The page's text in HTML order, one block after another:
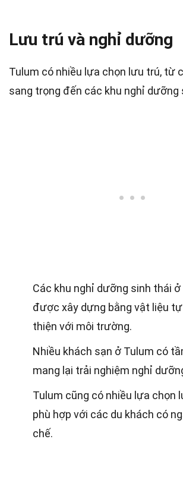
Lưu trú và nghỉ dưỡng
Tulum có nhiều lựa chọn lưu trú, từ
sang trọng đến các khu nghỉ dưỡng
Các khu nghỉ dưỡng sinh thái
được xây dựng bằng vật liệu
thiện với môi trường.
Nhiều khách sạn ở Tulum có
mang lại trải nghiệm nghỉ
Tulum cũng có nhiều lựa chọn
phù hợp với các du khách có
chế.